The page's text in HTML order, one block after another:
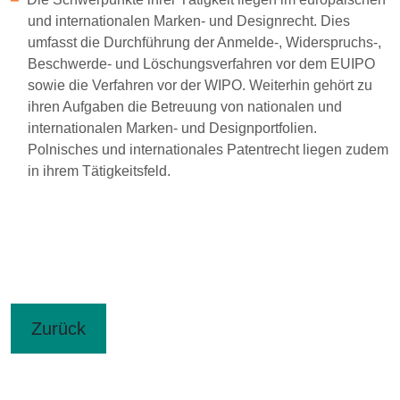
und internationalen Marken- und Designrecht. Dies
umfasst die Durchführung der Anmelde-, Widerspruchs-,
Beschwerde- und Löschungsverfahren vor dem EUIPO
sowie die Verfahren vor der WIPO. Weiterhin gehört zu
ihren Aufgaben die Betreuung von nationalen und
internationalen Marken- und Designportfolien.
Polnisches und internationales Patentrecht liegen zudem
in ihrem Tätigkeitsfeld.
Zurück